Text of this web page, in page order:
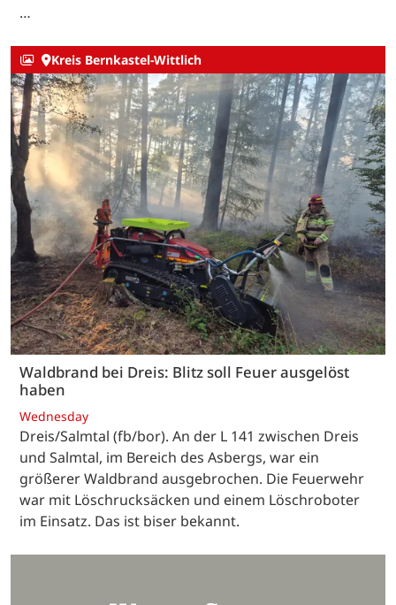
…
Kreis Bernkastel-Wittlich
Waldbrand bei Dreis: Blitz soll Feuer ausgelöst
haben
Wednesday
Dreis/Salmtal (fb/bor). An der L 141 zwischen Dreis
und Salmtal, im Bereich des Asbergs, war ein
größerer Waldbrand ausgebrochen. Die Feuerwehr
war mit Löschrucksäcken und einem Löschroboter
im Einsatz. Das ist biser bekannt.